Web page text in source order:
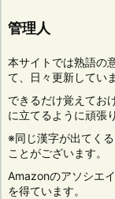
管理人
本サイトでは熟語の
て、日々更新してい
できるだけ覚えてお
に立てるように頑張
※同じ漢字が出てく
ことがございます。
Amazonのアソシエ
を得ています。